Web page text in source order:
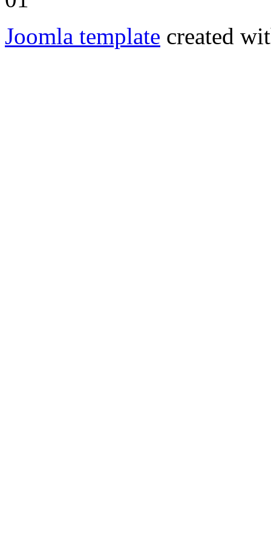
Joomla template created